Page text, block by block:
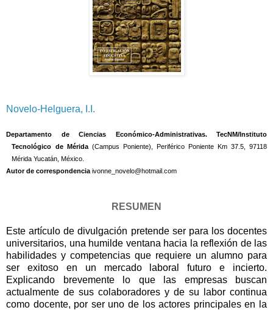
Novelo-Helguera, I.I.
Departamento de Ciencias Económico-Administrativas. TecNM/Instituto
Tecnológico de Mérida (Campus Poniente), Periférico Poniente Km 37.5, 97118
Mérida Yucatán, México.
Autor de correspondencia ivonne_novelo@hotmail.com
RESUMEN
Este artículo de divulgación pretende ser para los docentes
universitarios, una humilde ventana hacia la reflexión de las
habilidades y competencias que requiere un alumno para
ser exitoso en un mercado laboral futuro e incierto.
Explicando brevemente lo que las empresas buscan
actualmente de sus colaboradores y de su labor continua
como docente, por ser uno de los actores principales en la